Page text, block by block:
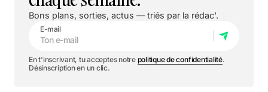
Bons plans, sorties, actus — triés par la rédac'.
E-mail
En t'inscrivant, tu acceptes notre politique de confidentialité.
Désinscription en un clic.